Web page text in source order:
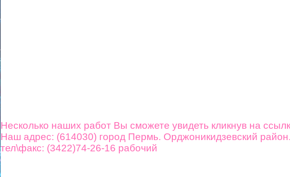
Несколько наших работ Вы сможете увидеть кликнув на
Наш адрес: (614030) город Пермь. Орджоникидзевский
тел\факс: (3422)74-26-16 рабочий